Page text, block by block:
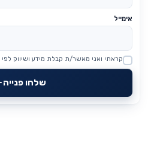
אימייל
Website
קראתי ואני מאשר/ת קבלת מידע ושיווק לפי
שלחו פנייה